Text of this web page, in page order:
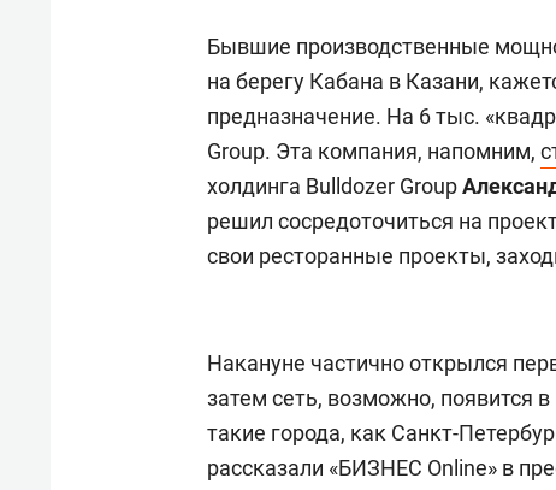
Бывшие производственные
на берегу Кабана в Казани,
предназначение. На 6 тыс.
Group. Эта компания, напомним,
холдинга Bulldozer Group
решил сосредоточиться на
свои ресторанные проекты,
Накануне частично открылся
затем сеть, возможно, появится
такие города, как Санкт-
рассказали «БИЗНЕС Online» в